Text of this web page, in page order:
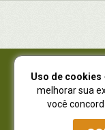
Juruá
Juruá
NOVO ENDEREÇO:
Uso de cookies
melhorar sua
você